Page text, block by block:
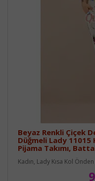
Beyaz Renkli Çiçek
Düğmeli Lady 11015
Pijama Takımı,
Kadın, Lady Kısa Kol